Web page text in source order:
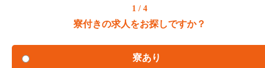
1 / 4
寮付きの求人をお探しですか？
寮あり